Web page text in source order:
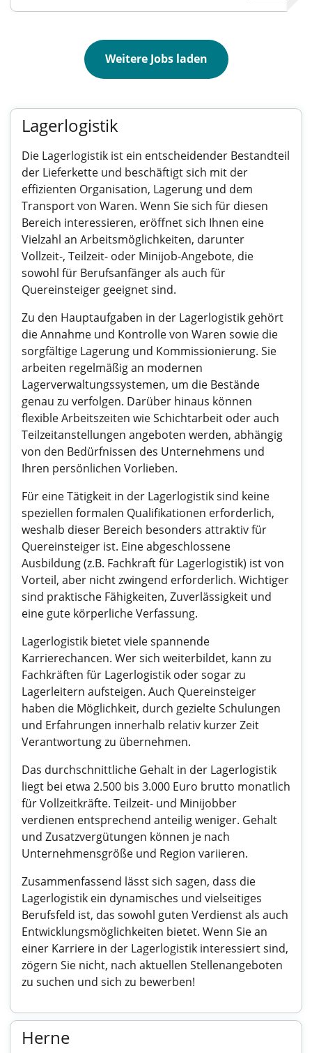
Weitere Jobs laden
Lagerlogistik
Die Lagerlogistik ist ein entscheidender Bestandteil
der Lieferkette und beschäftigt sich mit der
effizienten Organisation, Lagerung und dem
Transport von Waren. Wenn Sie sich für diesen
Bereich interessieren, eröffnet sich Ihnen eine
Vielzahl an Arbeitsmöglichkeiten, darunter
Vollzeit-, Teilzeit- oder Minijob-Angebote, die
sowohl für Berufsanfänger als auch für
Quereinsteiger geeignet sind.
Zu den Hauptaufgaben in der Lagerlogistik gehört
die Annahme und Kontrolle von Waren sowie die
sorgfältige Lagerung und Kommissionierung. Sie
arbeiten regelmäßig an modernen
Lagerverwaltungssystemen, um die Bestände
genau zu verfolgen. Darüber hinaus können
flexible Arbeitszeiten wie Schichtarbeit oder auch
Teilzeitanstellungen angeboten werden, abhängig
von den Bedürfnissen des Unternehmens und
Ihren persönlichen Vorlieben.
Für eine Tätigkeit in der Lagerlogistik sind keine
speziellen formalen Qualifikationen erforderlich,
weshalb dieser Bereich besonders attraktiv für
Quereinsteiger ist. Eine abgeschlossene
Ausbildung (z.B. Fachkraft für Lagerlogistik) ist von
Vorteil, aber nicht zwingend erforderlich. Wichtiger
sind praktische Fähigkeiten, Zuverlässigkeit und
eine gute körperliche Verfassung.
Lagerlogistik bietet viele spannende
Karrierechancen. Wer sich weiterbildet, kann zu
Fachkräften für Lagerlogistik oder sogar zu
Lagerleitern aufsteigen. Auch Quereinsteiger
haben die Möglichkeit, durch gezielte Schulungen
und Erfahrungen innerhalb relativ kurzer Zeit
Verantwortung zu übernehmen.
Das durchschnittliche Gehalt in der Lagerlogistik
liegt bei etwa 2.500 bis 3.000 Euro brutto monatlich
für Vollzeitkräfte. Teilzeit- und Minijobber
verdienen entsprechend anteilig weniger. Gehalt
und Zusatzvergütungen können je nach
Unternehmensgröße und Region variieren.
Zusammenfassend lässt sich sagen, dass die
Lagerlogistik ein dynamisches und vielseitiges
Berufsfeld ist, das sowohl guten Verdienst als auch
Entwicklungsmöglichkeiten bietet. Wenn Sie an
einer Karriere in der Lagerlogistik interessiert sind,
zögern Sie nicht, nach aktuellen Stellenangeboten
zu suchen und sich zu bewerben!
Herne